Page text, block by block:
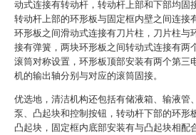
动式连接有转动杆，转动杆上部和下部均固
转动杆上部的环形板与固定框内壁之间连接
环形板之间滑动式连接有刀片柱，刀片柱与
接有弹簧，两块环形板之间转动式连接有两
滚筒对称设置，环形板顶部安装有两个第三
机的输出轴分别与对应的滚筒固接。
优选地，清洁机构还包括有储液箱、输液管
泵、凸起块和控制按钮，转动杆下部的环形
凸起块，固定框内底部安装有与凸起块相配